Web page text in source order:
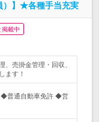
）】★各種手当充実
掲載中
、売掛金管理・回収、
ます！
◆普通自動車免許 ◆営